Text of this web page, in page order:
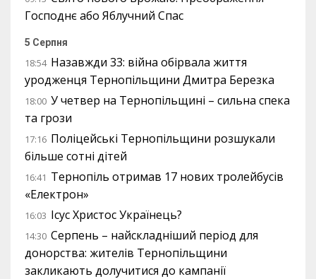
Господнє або Яблучний Спас
5 Серпня
18:54 Назавжди 33: війна обірвала життя
уродженця Тернопільщини Дмитра Березка
18:00 У четвер на Тернопільщині – сильна спека
та грози
17:16 Поліцейські Тернопільщини розшукали
більше сотні дітей
16:41 Тернопіль отримав 17 нових тролейбусів
«Електрон»
16:03 Ісус Христос Українець?
14:30 Серпень – найскладніший період для
донорства: жителів Тернопільщини
закликають долучитися до кампанії